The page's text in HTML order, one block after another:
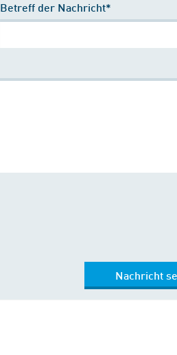
Betreff der Nachricht*
Nachricht